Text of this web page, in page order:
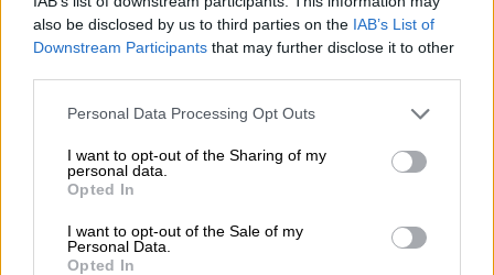
also be disclosed by us to third parties on the IAB’s List of
Downstream Participants that may further disclose it to other
Please note that this website/app uses one or more Google
not limited to your visit or usage behaviour. You may click to
grant or deny consent to Google and its third-party tags to
use your data for below specified purposes in below Google
consent section.
Personal Data Processing Opt Outs
I want to opt-out of the Sharing of my
personal data.
Opted In
I want to opt-out of the Sale of my
Personal Data.
Opted In
Νίκος Ανδρικόπουλος
στίβος
κλειστός στίβος
Μίλτος Τεντόγλου